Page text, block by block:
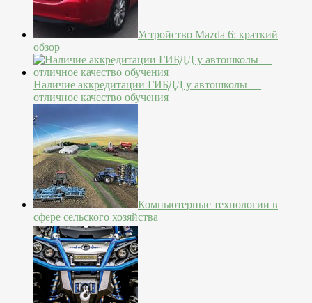
Устройство Mazda 6: краткий
обзор
Наличие аккредитации ГИБДД у автошколы —
отличное качество обучения
Компьютерные технологии в
сфере сельского хозяйства